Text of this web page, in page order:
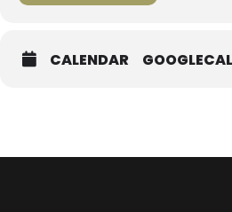
CALENDAR GOOGLECAL